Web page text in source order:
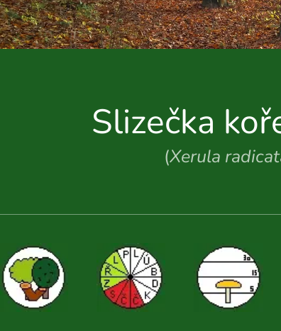
Slizečka
(Xerula